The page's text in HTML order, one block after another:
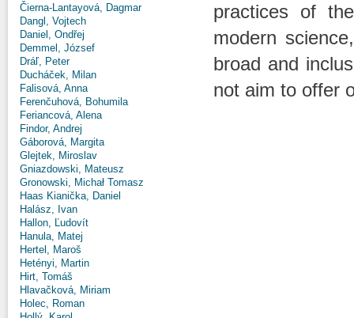
Čierna-Lantayová, Dagmar
Dangl, Vojtech
Daniel, Ondřej
Demmel, József
Dráľ, Peter
Ducháček, Milan
Falisová, Anna
Ferenčuhová, Bohumila
Feriancová, Alena
Findor, Andrej
Gáborová, Margita
Glejtek, Miroslav
Gniazdowski, Mateusz
Gronowski, Michał Tomasz
Haas Kianička, Daniel
Halász, Ivan
Hallon, Ľudovít
Hanula, Matej
Hertel, Maroš
Hetényi, Martin
Hirt, Tomáš
Hlavačková, Miriam
Holec, Roman
practices of
modern
broad and
not aim to offer